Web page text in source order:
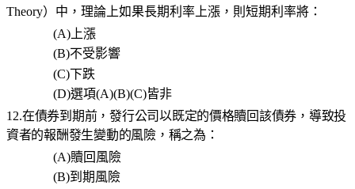
Theory）中，理論上如果長期利率上漲，則短期利率將：
(A)上漲
(B)不受影響
(C)下跌
(D)選項(A)(B)(C)皆非
12.在債券到期前，發行公司以既定的價格贖回該債券，導致投
資者的報酬發生變動的風險，稱之為：
(A)贖回風險
(B)到期風險